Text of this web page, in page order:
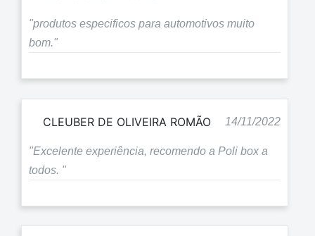
"produtos especificos para automotivos muito
bom."
CLEUBER DE OLIVEIRA ROMÃO 14/11/2022
"Excelente experiência, recomendo a Poli box a
todos. "